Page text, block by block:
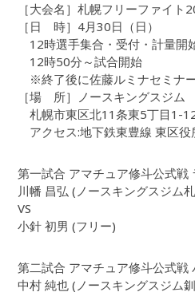
［大会名］札幌フリーファイト
［日 時］4月30日（日）
12時選手集合・受付・計量開
12時50分～試合開始
※終了後に佐藤ルミナセミナ
［場 所］ノースキングスジム
札幌市東区北11条東5丁目1-
アクセス:地下鉄東豊線 東区役
第一試合 アマチュア修斗公式戦
川幡 昌弘 (ノースキングスジム
VS
小針 初男 (フリー)
第二試合 アマチュア修斗公式戦
中村 純也 (ノースキングスジム